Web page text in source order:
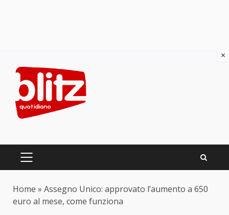
content
PRIMARY
Home » Assegno Unico: approvato l’aumento a 650
euro al mese, come funziona
×